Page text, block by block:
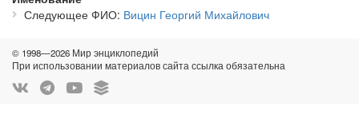
Следующее ФИО Вицин Георгий Михайлович
© 1998—2026 Мир энциклопедий
При использовании материалов сайта ссылка обязательна